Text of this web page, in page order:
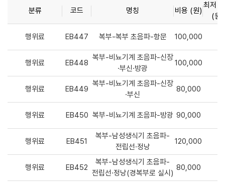
분류 코드 명칭 비용 (원)
최저
(원)
행위료 EB447 복부-복부 초음파-항문 100,000
행위료 EB448
복부-비뇨기계 초음파-신장
·부신·방광
100,000
행위료 EB449
복부-비뇨기계 초음파-신장
·부신
80,000
행위료 EB450 복부-비뇨기계 초음파-방광 90,000
행위료 EB451
복부-남성생식기 초음파-
전립선·정낭
120,000
행위료 EB452
복부-남성생식기 초음파-
전립선·정낭(경복부로 실시)
80,000